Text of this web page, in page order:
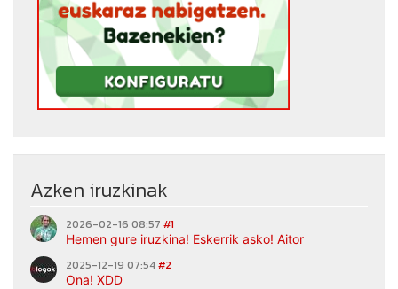
Azken iruzkinak
2026-02-16 08:57 #1
Hemen gure iruzkina! Eskerrik asko! Aitor
2025-12-19 07:54#2
Ona! XDD